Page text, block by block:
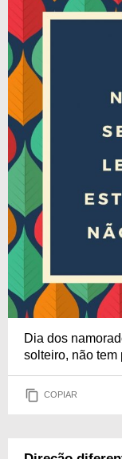
Dia dos
solteiro, não tem
COPIAR